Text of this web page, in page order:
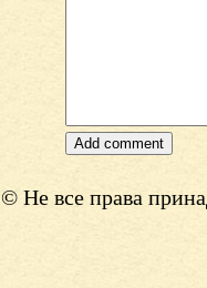
© Не все права